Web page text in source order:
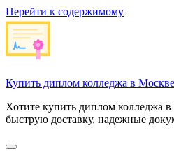
Перейти к содержимому
Купить диплом колледжа в Москве
Хотите купить диплом колледжа
быструю доставку, надежные